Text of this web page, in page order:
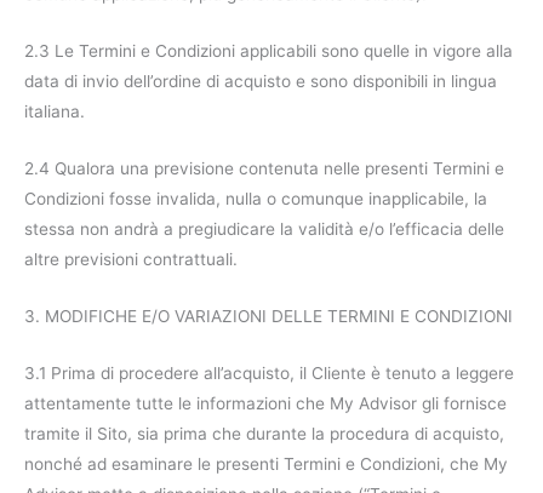
2.3 Le Termini e Condizioni applicabili sono quelle in vigore alla
data di invio dell’ordine di acquisto e sono disponibili in lingua
italiana.
2.4 Qualora una previsione contenuta nelle presenti Termini e
Condizioni fosse invalida, nulla o comunque inapplicabile, la
stessa non andrà a pregiudicare la validità e/o l’efficacia delle
altre previsioni contrattuali.
3. MODIFICHE E/O VARIAZIONI DELLE TERMINI E CONDIZIONI
3.1 Prima di procedere all’acquisto, il Cliente è tenuto a leggere
attentamente tutte le informazioni che My Advisor gli fornisce
tramite il Sito, sia prima che durante la procedura di acquisto,
nonché ad esaminare le presenti Termini e Condizioni, che My